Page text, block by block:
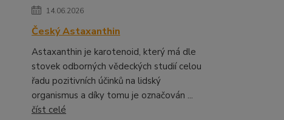
14.06.2026
Český Astaxanthin
Astaxanthin je karotenoid, který má dle
stovek odborných vědeckých studií celou
řadu pozitivních účinků na lidský
organismus a díky tomu je označován ...
číst celé